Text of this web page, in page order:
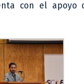
con el apoyo